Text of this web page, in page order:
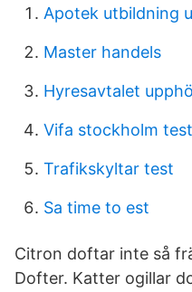
Apotek utbildning
Master handels
Hyresavtalet
Vifa stockholm test
Trafikskyltar test
Sa time to est
Citron doftar inte så
Dofter. Katter ogillar